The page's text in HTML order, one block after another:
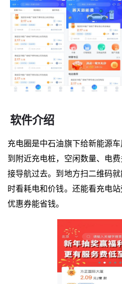
软件介绍
充电圈是中石油旗下给新能源
到附近充电桩，空闲数量、电
接导航过去。到地方扫二维码
时看耗电和价钱。还能看充电
优惠券能省钱。